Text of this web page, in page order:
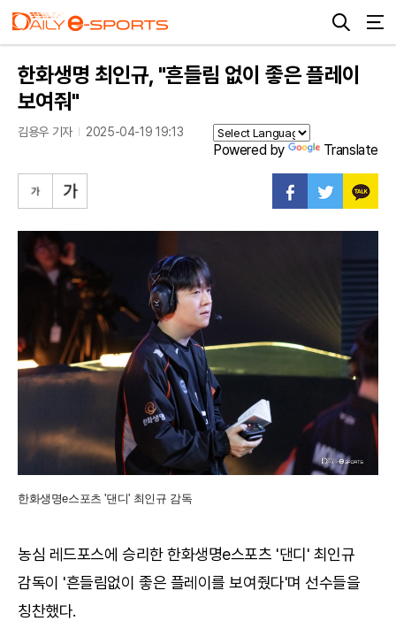
한화생명 최인규, "흔들림 없이 좋은 플레이
보여줘"
김용우 기자 2025-04-19 19:13
Powered by Translate
한화생명e스포츠 '댄디' 최인규 감독
농심 레드포스에 승리한 한화생명e스포츠 '댄디' 최인규
감독이 '흔들림없이 좋은 플레이를 보여줬다'며 선수들을
칭찬했다.